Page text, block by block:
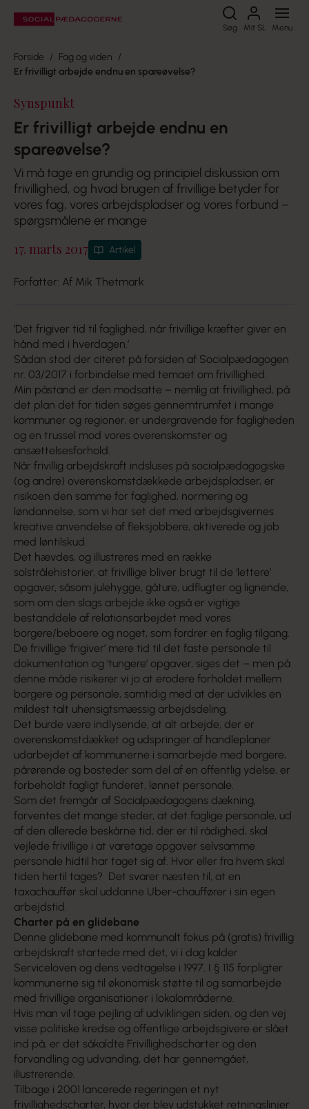
Søg Mit SL Menu
Søg
Forside
Fag og viden
Er frivilligt arbejde endnu en spareøvelse?
Synspunkt
Er frivilligt arbejde endnu en
spareøvelse?
Vi må tage en grundig og principiel diskussion om
frivillighed, og hvad brugen af frivillige betyder for
vores fag, vores arbejdspladser og vores forbund –
spørgsmålene er mange
17. marts 2017 Artikel
Forfatter: Af Mik Thetmark
’Det frigiver tid til faglighed, når frivillige kræfter giver en
hånd med i hverdagen.’
Sådan stod der citeret på forsiden af Socialpædagogen
nr. 03/2017 i forbindelse med temaet om frivillighed.
Min påstand er den modsatte – nemlig at frivillighed, på
det plan det for tiden søges gennemtrumfet i mange
kommuner og regioner, er undergravende for fagligheden
og en trussel mod vores overenskomster og
ansættelsesforhold.
Når frivillig arbejdskraft indsluses på socialpædagogiske
(og andre) overenskomstdækkede arbejdspladser, er
risikoen den samme for faglighed, normering og
løndannelse, som vi har set det med arbejdsgivernes
kreative anvendelse af fleksjobbere, aktiverede og job
med løntilskud.
Det hævdes, og illustreres med en række
solstrålehistorier, at frivillige bliver brugt til de ‘lettere’
opgaver, såsom julehygge, gåture, udflugter og lignende,
som om den slags arbejde ikke også er vigtige
bestanddele af relationsarbejdet med vores
borgere/beboere og noget, som fordrer en faglig tilgang.
De frivillige ‘frigiver’ mere tid til det faste personale til
dokumentation og ‘tungere’ opgaver, siges det – men på
denne måde risikerer vi jo at erodere forholdet mellem
borgere og personale, samtidig med at der udvikles en
mildest talt uhensigtsmæssig arbejdsdeling.
Det burde være indlysende, at alt arbejde, der er
overenskomstdækket og udspringer af handleplaner
udarbejdet af kommunerne i samarbejde med borgere,
pårørende og bosteder som del af en offentlig ydelse, er
forbeholdt fagligt funderet, lønnet personale.
Som det fremgår af Socialpædagogens dækning,
forventes det mange steder, at det faglige personale, ud
af den allerede beskårne tid, der er til rådighed, skal
vejlede frivillige i at varetage opgaver selvsamme
personale hidtil har taget sig af. Hvor eller fra hvem skal
tiden hertil tages? Det svarer næsten til, at en
taxachauffør skal uddanne Uber-chauffører i sin egen
arbejdstid.
Charter på en glidebane
Denne glidebane med kommunalt fokus på (gratis) frivillig
arbejdskraft startede med det, vi i dag kalder
Serviceloven og dens vedtagelse i 1997. I § 115 forpligter
kommunerne sig til økonomisk støtte til og samarbejde
med frivillige organisationer i lokalområderne.
Hvis man vil tage pejling af udviklingen siden, og den vej
visse politiske kredse og offentlige arbejdsgivere er slået
ind på, er det såkaldte Frivillighedscharter og den
forvandling og udvanding, det har gennemgået,
illustrerende.
Tilbage i 2001 lancerede regeringen et nyt
frivillighedscharter, hvor der blev udstukket retningslinjer